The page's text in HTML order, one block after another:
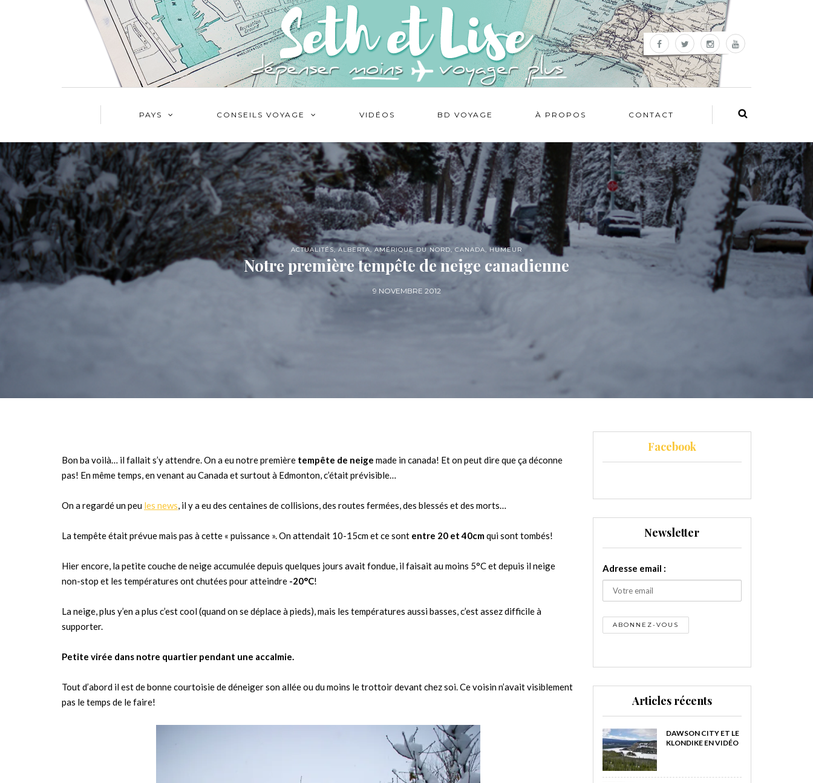
PAYS CONSEILS VOYAGE VIDÉOS BD VOYAGE À PROPOS CONTACT
ACTUALITÉS,ALBERTA,AMÉRIQUE DU NORD, CANADA, HUMEUR
Notre première tempête de neige canadienne
9 NOVEMBRE 2012
Bon ba voilà… il fallait s’y attendre. On a eu notre première tempête de neige made in canada! Et on peut dire que ça déconne
pas! En même temps, en venant au Canada et surtout à Edmonton, c’était prévisible…
On a regardé un peu les news, il y a eu des centaines de collisions, des routes fermées, des blessés et des morts…
La tempête était prévue mais pas à cette « puissance ». On attendait 10-15cm et ce sont entre 20 et 40cmqui sont tombés!
Hier encore, la petite couche de neige accumulée depuis quelques jours avait fondue, il faisait au moins 5°C et depuis il neige
non-stop et les températures ont chutées pour atteindre -20°C!
La neige, plus y’en a plus c’est cool (quand on se déplace à pieds), mais les températures aussi basses, c’est assez difficile à
supporter.
Petite virée dans notre quartier pendant une accalmie.
Tout d’abord il est de bonne courtoisie de déneiger son allée ou du moins le trottoir devant chez soi. Ce voisin n’avait visiblement
pas le temps de le faire!
Facebook
Newsletter
Adresse email :
Articles récents
DAWSON CITY ET LE
KLONDIKE EN VIDÉO